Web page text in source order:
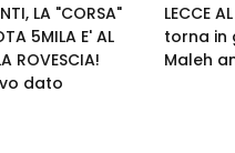
LA "CORSA"
5MILA E' AL
ROVESCIA!
dato
LECCE
torna in
Maleh